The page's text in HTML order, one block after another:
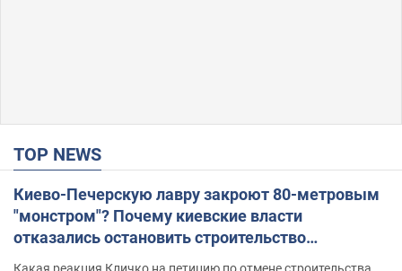
TOP NEWS
Киево-Печерскую лавру закроют 80-метровым
"монстром"? Почему киевские власти
отказались остановить строительство
Какая реакция Кличко на петицию по отмене строительства